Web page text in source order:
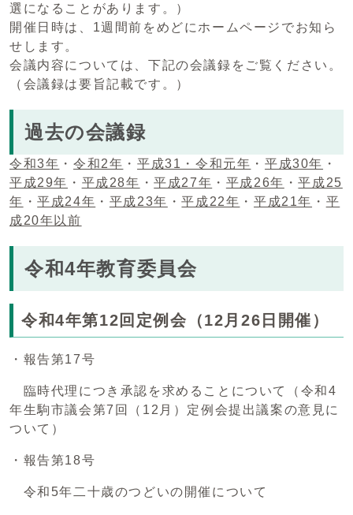
選になることがあります。）
開催日時は、1週間前をめどにホームページでお知ら
せします。
会議内容については、下記の会議録をご覧ください。
（会議録は要旨記載です。）
過去の会議録
令和3年 ・令和2年 ・平成31・令和元年 ・平成30年 ・
平成29年 ・ 平成28年 ・平成27年 ・ 平成26年 ・平成25
年 ・平成24年 ・ 平成23年 ・平成22年 ・平成21年 ・ 平
成20年以前
令和4年教育委員会
令和4年第12回定例会（12月26日開催）
・報告第17号
臨時代理につき承認を求めることについて（令和4
年生駒市議会第7回（12月）定例会提出議案の意見に
ついて）
・報告第18号
令和5年二十歳のつどいの開催について